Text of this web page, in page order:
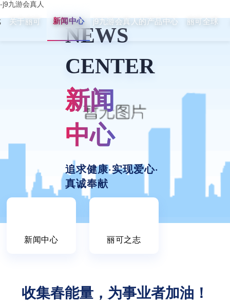
-j9九游会真人
关于丽可 新闻中心 j9九游会真人的产品中心 丽可全球
NEWS
CENTER
新闻
中心
追求健康·实现爱心·
真诚奉献
新闻中心 丽可之志
收集春能量，为事业者加油！